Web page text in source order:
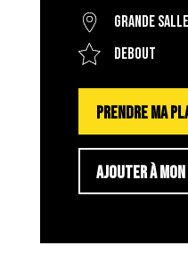
Grande salle
Debout
PRENDRE MA
AJOUTER À